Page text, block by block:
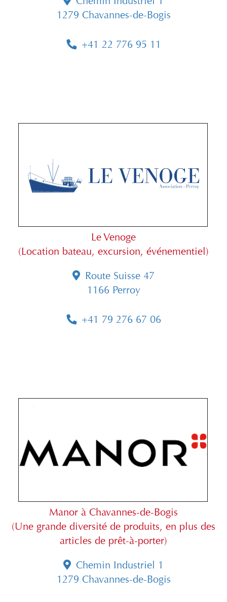
1279 Chavannes-de-Bogis
+41 22 776 95 11
Le Venoge
(Location bateau, excursion, événementiel)
Route Suisse 47
1166 Perroy
+41 79 276 67 06
Manor à Chavannes-de-Bogis
(Une grande diversité de produits, en plus des
articles de prêt-à-porter)
Chemin Industriel 1
1279 Chavannes-de-Bogis